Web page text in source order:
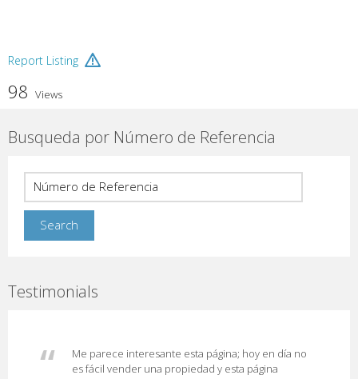
Report Listing
98 Views
Busqueda por Número de Referencia
Testimonials
Me parece interesante esta página; hoy en día no
es fácil vender una propiedad y esta página